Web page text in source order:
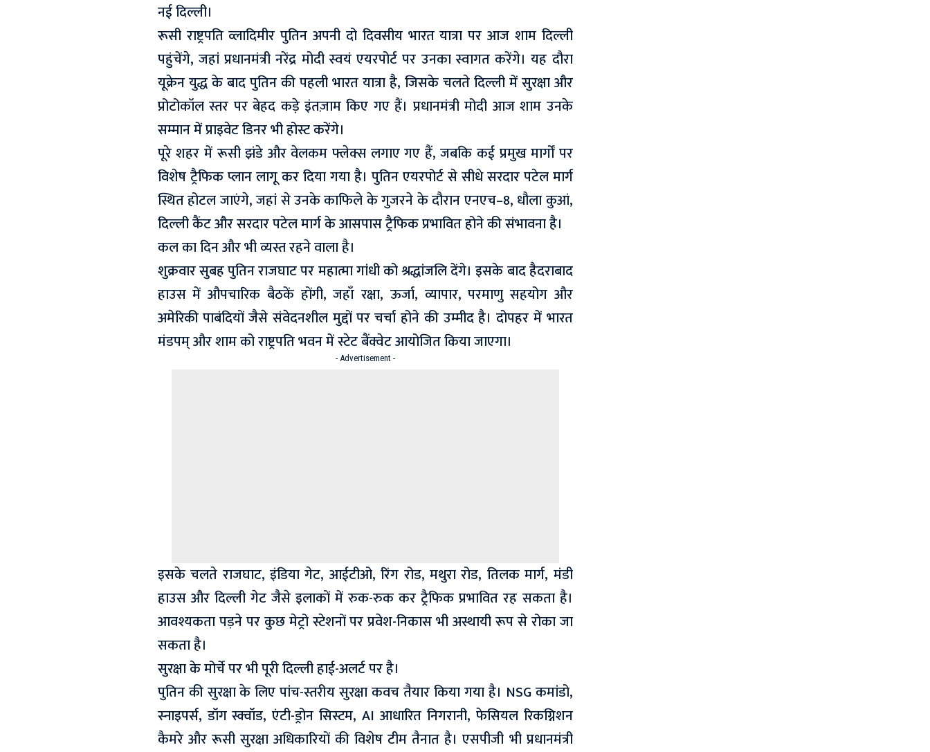
नई दिल्ली।
रूसी राष्ट्रपति व्लादिमीर पुतिन अपनी दो दिवसीय भारत यात्रा पर आज शाम दिल्ली
पहुंचेंगे, जहां प्रधानमंत्री नरेंद्र मोदी स्वयं एयरपोर्ट पर उनका स्वागत करेंगे। यह दौरा
यूक्रेन युद्ध के बाद पुतिन की पहली भारत यात्रा है, जिसके चलते दिल्ली में सुरक्षा और
प्रोटोकॉल स्तर पर बेहद कड़े इंतज़ाम किए गए हैं। प्रधानमंत्री मोदी आज शाम उनके
सम्मान में प्राइवेट डिनर भी होस्ट करेंगे।
पूरे शहर में रूसी झंडे और वेलकम फ्लेक्स लगाए गए हैं, जबकि कई प्रमुख मार्गों पर
विशेष ट्रैफिक प्लान लागू कर दिया गया है। पुतिन एयरपोर्ट से सीधे सरदार पटेल मार्ग
स्थित होटल जाएंगे, जहां से उनके काफिले के गुजरने के दौरान एनएच–8, धौला कुआं,
दिल्ली कैंट और सरदार पटेल मार्ग के आसपास ट्रैफिक प्रभावित होने की संभावना है।
कल का दिन और भी व्यस्त रहने वाला है।
शुक्रवार सुबह पुतिन राजघाट पर महात्मा गांधी को श्रद्धांजलि देंगे। इसके बाद हैदराबाद
हाउस में औपचारिक बैठकें होंगी, जहाँ रक्षा, ऊर्जा, व्यापार, परमाणु सहयोग और
अमेरिकी पाबंदियों जैसे संवेदनशील मुद्दों पर चर्चा होने की उम्मीद है। दोपहर में भारत
मंडपम् और शाम को राष्ट्रपति भवन में स्टेट बैंक्वेट आयोजित किया जाएगा।
- Advertisement -
इसके चलते राजघाट, इंडिया गेट, आईटीओ, रिंग रोड, मथुरा रोड, तिलक मार्ग, मंडी
हाउस और दिल्ली गेट जैसे इलाकों में रुक-रुक कर ट्रैफिक प्रभावित रह सकता है।
आवश्यकता पड़ने पर कुछ मेट्रो स्टेशनों पर प्रवेश-निकास भी अस्थायी रूप से रोका जा
सकता है।
सुरक्षा के मोर्चे पर भी पूरी दिल्ली हाई-अलर्ट पर है।
पुतिन की सुरक्षा के लिए पांच-स्तरीय सुरक्षा कवच तैयार किया गया है। NSG कमांडो,
स्नाइपर्स, डॉग स्क्वॉड, एंटी-ड्रोन सिस्टम, AI आधारित निगरानी, फेसियल रिकग्निशन
कैमरे और रूसी सुरक्षा अधिकारियों की विशेष टीम तैनात है। एसपीजी भी प्रधानमंत्री